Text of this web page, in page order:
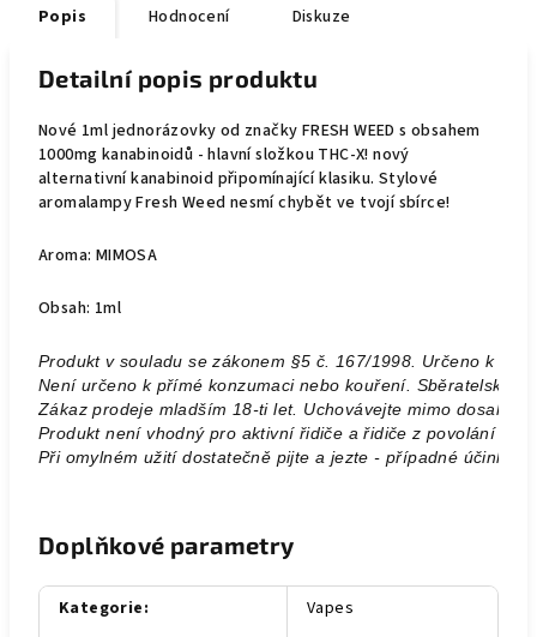
Popis Hodnocení Diskuze
Detailní popis produktu
Nové 1ml jednorázovky od značky FRESH WEED s obsahem
1000mg kanabinoidů - hlavní složkou THC-X! nový
alternativní kanabinoid připomínající klasiku. Stylové
aromalampy Fresh Weed nesmí chybět ve tvojí sbírce!
Aroma: MIMOSA
Obsah: 1ml
Produkt v souladu se zákonem §5 č. 167/1998. Určeno k
Není určeno k přímé konzumaci nebo kouření. Sběratelský
Zákaz prodeje mladším 18-ti let. Uchovávejte mimo dosah
Produkt není vhodný pro aktivní řidiče a řidiče z povolání
Při omylném užití dostatečně pijte a jezte - případné účinky
Doplňkové parametry
Kategorie:
Vapes